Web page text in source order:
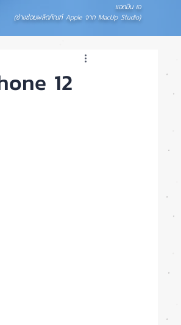
แอดมิน เอ
(ช่างซ่อมผลิตภัณฑ์ Apple จาก MacUp Studio)
12